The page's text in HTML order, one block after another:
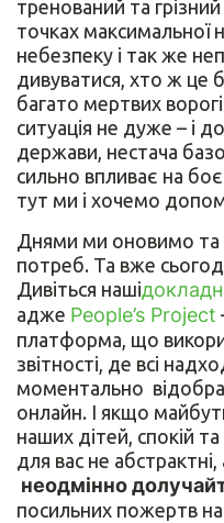
тренований та
точках максимальної
небезпеку і так же
дивуватися, хто ж це
багато мертвих
ситуація не дуже – і
держави, нестача
сильно впливає на
тут ми і хочемо
Днями ми оновимо та
потреб. Та вже
Дивіться наші
адже People’s Project
платформа, що
звітності, де всі
моментально
онлайн. І якщо
наших дітей, спокій
для вас не
неодмінно
посильних пожертв